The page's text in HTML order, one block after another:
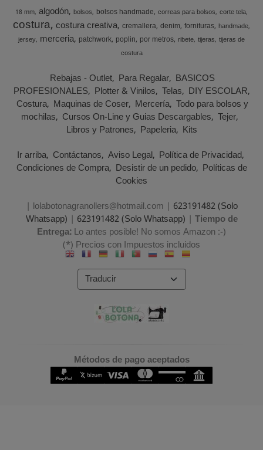
18 mm algodón bolsos bolsos handmade correas para bolsos corte tela
costura costura creativa cremallera denim fornituras handmade
jersey merceria patchwork poplin por metros ribete tijeras tijeras de
costura
Rebajas - Outlet Para Regalar BASICOS
PROFESIONALES Plotter & Vinilos Telas DIY ESCOLAR
Costura Maquinas de Coser Mercería Todo para bolsos y
mochilas Cursos On-Line y Guias Descargables Tejer
Libros y Patrones Papeleria Kits
Ir arriba Contáctanos Aviso Legal Política de Privacidad
Condiciones de Compra Desistir de un pedido Políticas de
Cookies
| lolabotonagranollers@hotmail.com | 623191482 (Solo
Whatsapp) | 623191482 (Solo Whatsapp) | Tiempo de
Entrega:Lo antes posible! No somos Amazon :-)
(*) Precios con Impuestos incluidos
Métodos de pago aceptados